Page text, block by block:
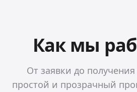
Как мы
От заявки до
простой и прозрачный